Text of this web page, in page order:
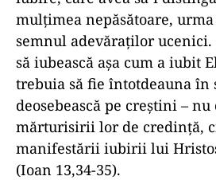
mulţimea nepăsătoare, urma
semnul adevăraţilor
să iubească aşa cum a iubit
trebuia să fie întotdeauna în
deosebească pe creştini –
mărturisirii lor de credinţă,
manifestării iubirii lui
(Ioan 13,34-35).